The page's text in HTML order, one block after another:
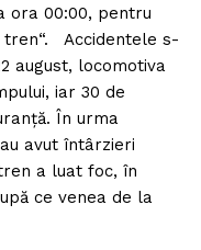
ora 00:00, pentru
tren“. Accidentele s-
august, locomotiva
iar 30 de
În urma
avut întârzieri
a luat foc, în
ce venea de la